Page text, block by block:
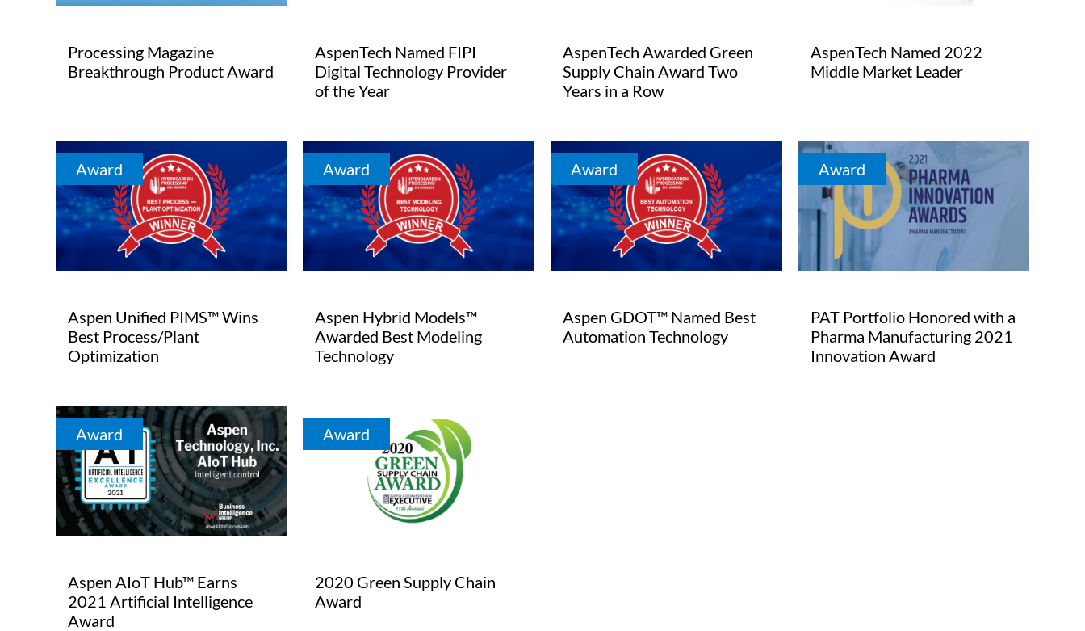
Processing Magazine
Breakthrough Product Award
AspenTech Named FIPI
Digital Technology Provider
of the Year
AspenTech Awarded Green
Supply Chain Award Two
Years in a Row
AspenTech Named 2022
Middle Market Leader
Award
Aspen Unified PIMS™ Wins
Best Process/Plant
Optimization
Award
Aspen Hybrid Models™
Awarded Best Modeling
Technology
Award
Aspen GDOT™ Named Best
Automation Technology
Award
PAT Portfolio Honored with a
Pharma Manufacturing 2021
Innovation Award
Award
Aspen AIoT Hub™ Earns
2021 Artificial Intelligence
Award
Award
2020 Green Supply Chain
Award